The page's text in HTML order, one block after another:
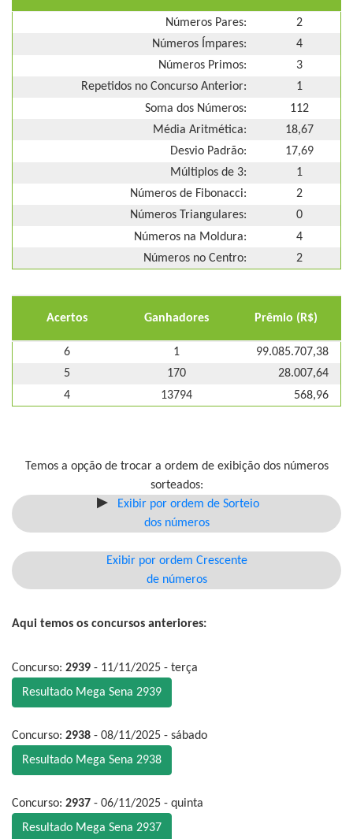
Números Pares:
2
Números Ímpares:
4
Números Primos:
3
Repetidos no Concurso Anterior:
1
Soma dos Números:
112
Média Aritmética:
18,67
Desvio Padrão:
17,69
Múltiplos de 3:
1
Números de Fibonacci:
2
Números Triangulares:
0
Números na Moldura:
4
Números no Centro:
2
Acertos Ganhadores Prêmio (R$)
6 1
99.085.707,38
5
170
28.007,64
4
13794 568,96
Temos a opção de trocar a ordem de exibição dos números
sorteados:
Exibir por ordem de Sorteio
dos números
Exibir por ordem Crescente
de números
Aqui temos os concursos anteriores:
Concurso: 2939 - 11/11/2025 - terça
Resultado Mega Sena 2939
Concurso: 2938 - 08/11/2025 - sábado
Resultado Mega Sena 2938
Concurso: 2937 - 06/11/2025 - quinta
Resultado Mega Sena 2937